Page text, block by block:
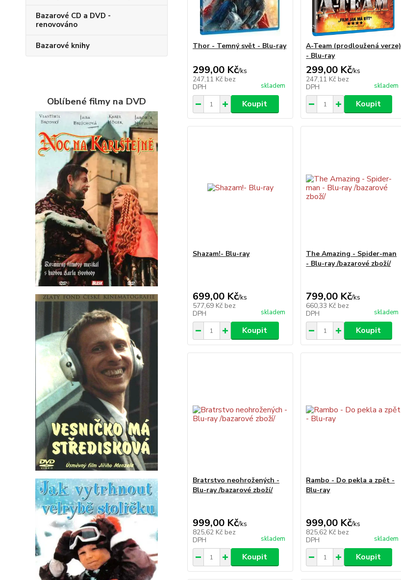
Bazarové CD a DVD -
renovováno
Bazarové knihy
Oblíbené filmy na DVD
Thor - Temný svět - Blu-ray
299,00 Kč/ks
247,11 Kč bez
DPH
skladem
Koupit
A-Team (prodloužená verze)
- Blu-ray
299,00 Kč/ks
247,11 Kč bez
DPH
skladem
Koupit
Shazam!- Blu-ray
699,00 Kč/ks
577,69 Kč bez
DPH
skladem
Koupit
The Amazing - Spider-man
- Blu-ray /bazarové zboží/
799,00 Kč/ks
660,33 Kč bez
DPH
skladem
Koupit
Bratrstvo neohrožených -
Blu-ray /bazarové zboží/
999,00 Kč/ks
825,62 Kč bez
DPH
skladem
Koupit
Rambo - Do pekla a zpět -
Blu-ray
999,00 Kč/ks
825,62 Kč bez
DPH
skladem
Koupit